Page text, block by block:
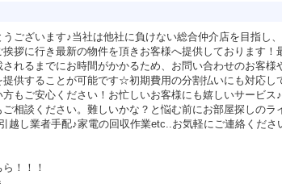
ございます♪当社は他社に負けない総合仲介店を目指し
拶に行き最新の物件を頂きお客様へ提供しております！
れるまでにお時間がかかるため、お問い合わせのお客様
供することが可能です☆初期費用の分割払いにも対応し
もご安心ください！お忙しいお客様にも嬉しいサービス
相談ください。難しいかな？と悩む前にお部屋探しのラ
越し業者手配♪家電の回収作業etc..お気軽にご連絡くだ
！！！